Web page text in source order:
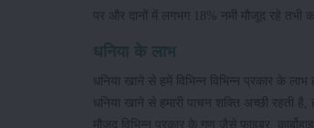
पर और दानों में लगभग 18% नमी मौजूद रहे तभी
धनिया के लाभ
धनिया खाने से हमें विभिन्न विभिन्न प्रकार के
धनिया खाने से हमारी पाचन शक्ति अच्छी रहती
मौजूद विभिन्न प्रकार के गुण जैसे फाइबर,